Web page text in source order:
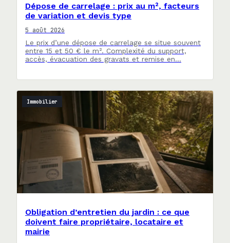
Dépose de carrelage : prix au m², facteurs
de variation et devis type
5 août 2026
Le prix d’une dépose de carrelage se situe souvent
entre 15 et 50 € le m². Complexité du support,
accès, évacuation des gravats et remise en…
Immobilier
Obligation d’entretien du jardin : ce que
doivent faire propriétaire, locataire et
mairie